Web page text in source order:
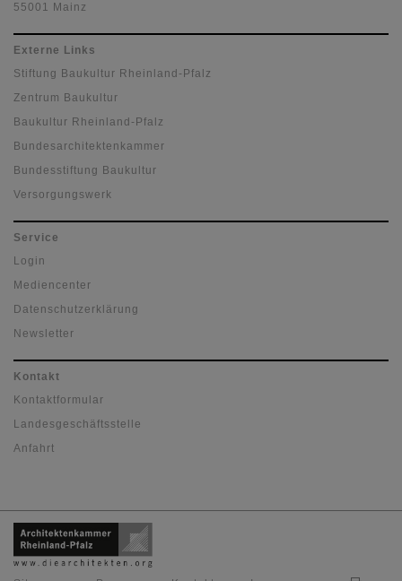
55001 Mainz
Externe Links
Stiftung Baukultur Rheinland-Pfalz
Zentrum Baukultur
Baukultur Rheinland-Pfalz
Bundesarchitektenkammer
Bundesstiftung Baukultur
Versorgungswerk
Service
Login
Mediencenter
Datenschutzerklärung
Newsletter
Kontakt
Kontaktformular
Landesgeschäftsstelle
Anfahrt